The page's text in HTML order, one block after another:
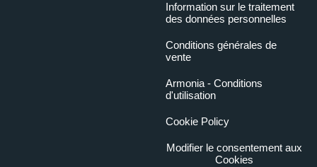
Information sur le traitement
des données personnelles
Conditions générales de
vente
Armonia - Conditions
d'utilisation
Cookie Policy
Modifier le consentement aux
Cookies